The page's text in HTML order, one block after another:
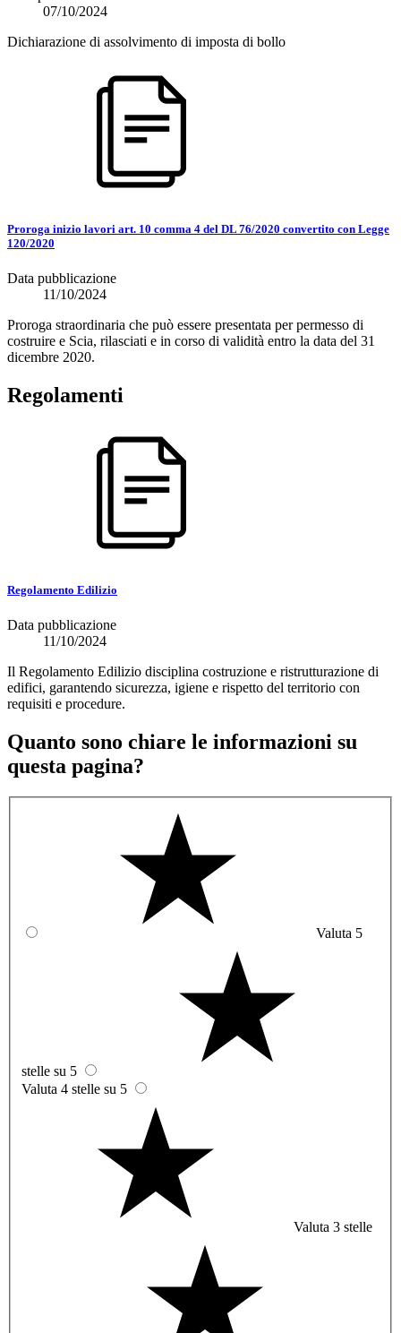
07/10/2024
Dichiarazione di assolvimento di imposta di bollo
Proroga inizio lavori art. 10 comma 4 del DL 76/2020 convertito con Legge
120/2020
Data pubblicazione
11/10/2024
Proroga straordinaria che può essere presentata per permesso di
costruire e Scia, rilasciati e in corso di validità entro la data del 31
dicembre 2020.
Regolamenti
Regolamento Edilizio
Data pubblicazione
11/10/2024
Il Regolamento Edilizio disciplina costruzione e ristrutturazione di
edifici, garantendo sicurezza, igiene e rispetto del territorio con
requisiti e procedure.
Quanto sono chiare le informazioni su
questa pagina?
Valuta 5
stelle su 5
Valuta 4 stelle su 5
Valuta 3 stelle